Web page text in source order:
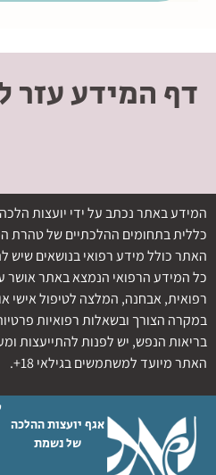
דף המידע עזר
המידע באתר נכתב על ידי יועצות
כללית בתחומים ההלכתיים של טהרת
האתר כולל מידע רפואי בנושאים
כל המידע הרפואי הנמצא באתר אושר
רפואית, אבחנה, המלצה לטיפול אישי
במקרה הצורך ובשאלות רפואיות
בריאות הנפש, יש לפנות להתייעצות
האתר מיועד למשתמשים בגילאי 18+.
אגף יועצות ההלכה
של נשמת